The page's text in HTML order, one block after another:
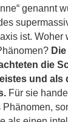
genannt
ist. Woher
die
und als
Für sie
Phänomen,